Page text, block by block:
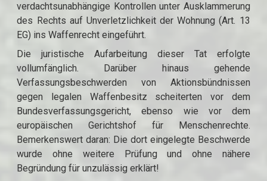
verdachtsunabhängige Kontrollen unter Ausklammerung
des Rechts auf Unverletzlichkeit der Wohnung (Art. 13
EG) ins Waffenrecht eingeführt.
Die juristische Aufarbeitung dieser Tat erfolgte
vollumfänglich. Darüber hinaus gehende
Verfassungsbeschwerden von Aktionsbündnissen
gegen legalen Waffenbesitz scheiterten vor dem
Bundesverfassungsgericht, ebenso wie vor dem
europäischen Gerichtshof für Menschenrechte.
Bemerkenswert daran: Die dort eingelegte Beschwerde
wurde ohne weitere Prüfung und ohne nähere
Begründung für unzulässig erklärt!